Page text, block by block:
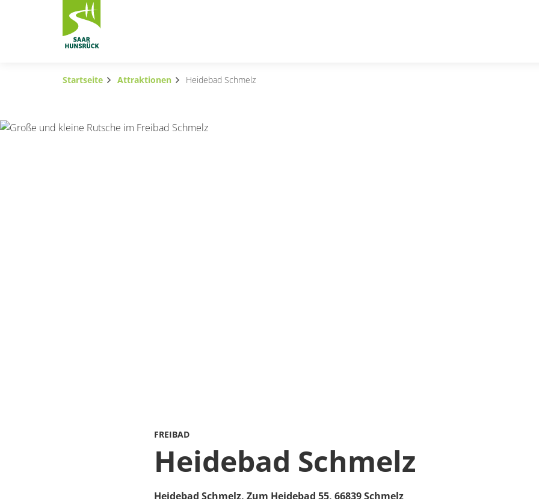
Zum Hauptinhalt springen
Startseite Attraktionen Heidebad Schmelz
FREIBAD
Heidebad Schmelz
Heidebad Schmelz, Zum Heidebad 55, 66839Schmelz